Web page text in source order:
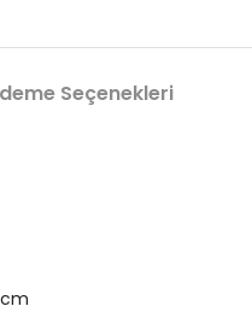
Seçenekleri
cm